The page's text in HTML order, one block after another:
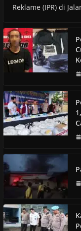
Reklame (IPR) di